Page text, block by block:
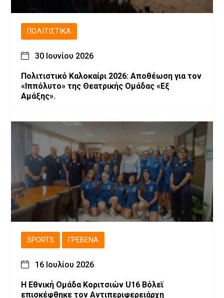
ΠΟΛΙΤΙΣΤΙΚΆ
30 Ιουνίου 2026
Πολιτιστικό Καλοκαίρι 2026: Αποθέωση για τον
«Ιππόλυτο» της Θεατρικής Ομάδας «Εξ
Αμάξης».
SPORTS ΓΡΕΒΕΝΆ
16 Ιουλίου 2026
Η Εθνική Ομάδα Κοριτσιών U16 Βόλεϊ
επισκέφθηκε τον Αντιπεριφερειάρχη